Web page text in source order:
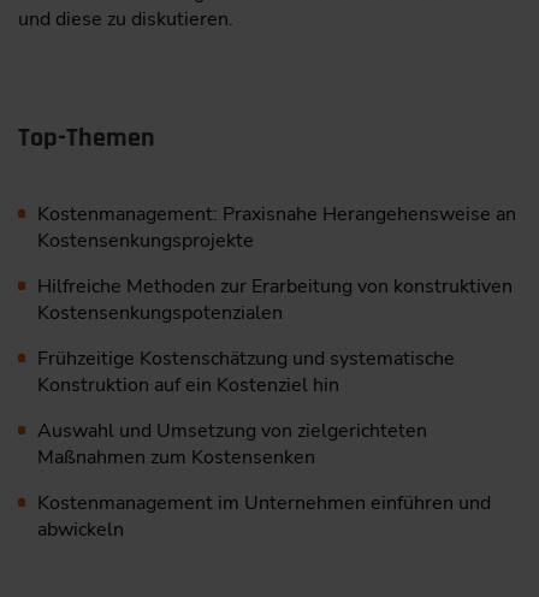
und diese zu diskutieren.
Top-Themen
Kostenmanagement: Praxisnahe Herangehensweise an
Kostensenkungsprojekte
Hilfreiche Methoden zur Erarbeitung von konstruktiven
Kostensenkungspotenzialen
Frühzeitige Kostenschätzung und systematische
Konstruktion auf ein Kostenziel hin
Auswahl und Umsetzung von zielgerichteten
Maßnahmen zum Kostensenken
Kostenmanagement im Unternehmen einführen und
abwickeln